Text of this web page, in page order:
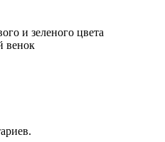
и зеленого цвета
венок